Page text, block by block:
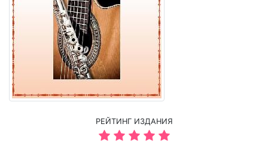
РЕЙТИНГ ИЗДАНИЯ